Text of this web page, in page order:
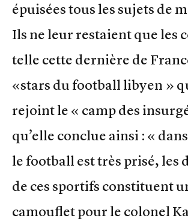
épuisées tous les sujets de
Ils ne leur restaient que les
telle cette dernière de
«stars du football libyen »
rejoint le « camp des
qu’elle conclue ainsi : «
le football est très prisé, les
de ces sportifs constituent
camouflet pour le colonel